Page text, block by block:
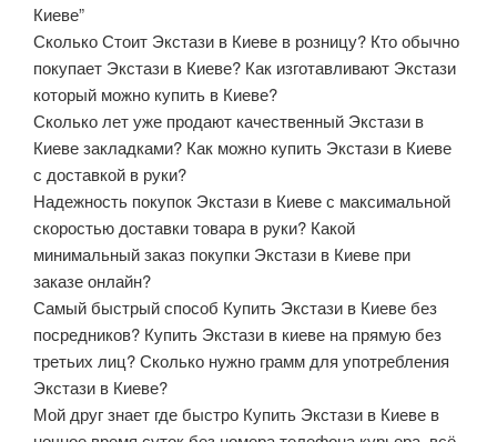
Киеве”
Сколько Стоит Экстази в Киеве в розницу? Кто обычно
покупает Экстази в Киеве? Как изготавливают Экстази
который можно купить в Киеве?
Сколько лет уже продают качественный Экстази в
Киеве закладками? Как можно купить Экстази в Киеве
с доставкой в руки?
Надежность покупок Экстази в Киеве с максимальной
скоростью доставки товара в руки? Какой
минимальный заказ покупки Экстази в Киеве при
заказе онлайн?
Самый быстрый способ Купить Экстази в Киеве без
посредников? Купить Экстази в киеве на прямую без
третьих лиц? Сколько нужно грамм для употребления
Экстази в Киеве?
Мой друг знает где быстро Купить Экстази в Киеве в